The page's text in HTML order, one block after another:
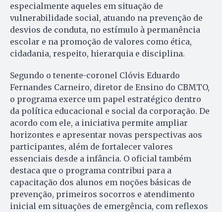
especialmente aqueles em situação de
vulnerabilidade social, atuando na prevenção de
desvios de conduta, no estímulo à permanência
escolar e na promoção de valores como ética,
cidadania, respeito, hierarquia e disciplina.
Segundo o tenente-coronel Clóvis Eduardo
Fernandes Carneiro, diretor de Ensino do CBMTO,
o programa exerce um papel estratégico dentro
da política educacional e social da corporação. De
acordo com ele, a iniciativa permite ampliar
horizontes e apresentar novas perspectivas aos
participantes, além de fortalecer valores
essenciais desde a infância. O oficial também
destaca que o programa contribui para a
capacitação dos alunos em noções básicas de
prevenção, primeiros socorros e atendimento
inicial em situações de emergência, com reflexos